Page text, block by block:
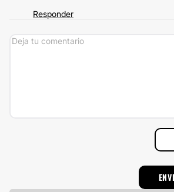
Responder